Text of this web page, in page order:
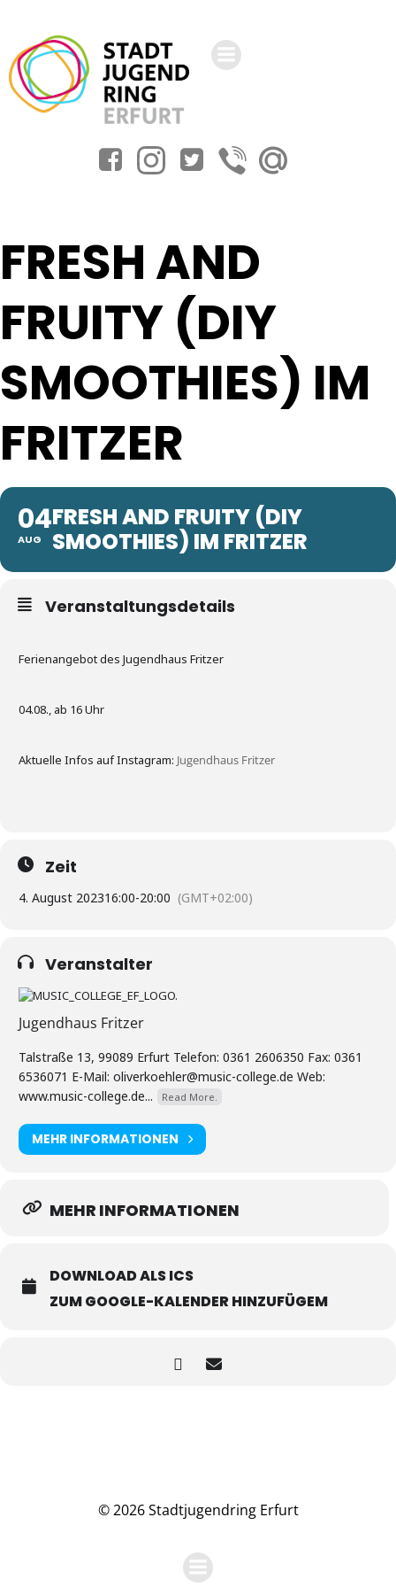
springen
FRESH AND
FRUITY (DIY
SMOOTHIES) IM
FRITZER
04
AUG
FRESH AND FRUITY (DIY
SMOOTHIES) IM FRITZER
Veranstaltungsdetails
Ferienangebot des Jugendhaus Fritzer
04.08., ab 16 Uhr
Aktuelle Infos auf Instagram: Jugendhaus Fritzer
Zeit
4. August 202316:00-20:00 (GMT+02:00)
Veranstalter
Jugendhaus Fritzer
Talstraße 13, 99089 Erfurt Telefon: 0361 2606350 Fax: 0361
6536071 E-Mail: oliverkoehler@music-college.de Web:
www.music-college.de...
Read More.
MEHR INFORMATIONEN
MEHR INFORMATIONEN
DOWNLOAD ALS ICS
ZUM GOOGLE-KALENDER HINZUFÜGEM
© 2026 Stadtjugendring Erfurt